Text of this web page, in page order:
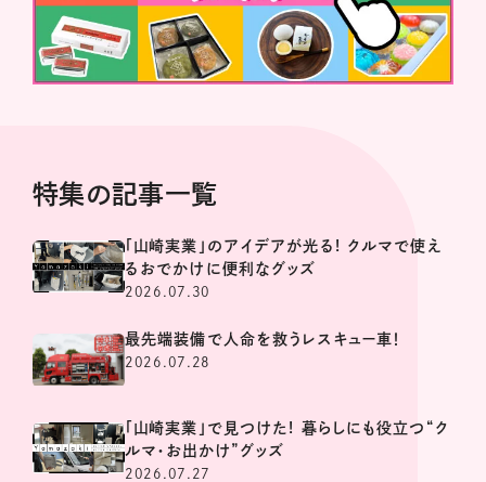
特集の記事一覧
「山崎実業」のアイデアが光る! クルマで使え
るおでかけに便利なグッズ
2026.07.30
最先端装備で人命を救うレスキュー車！
2026.07.28
「山崎実業」で見つけた! 暮らしにも役立つ“ク
ルマ・お出かけ”グッズ
2026.07.27